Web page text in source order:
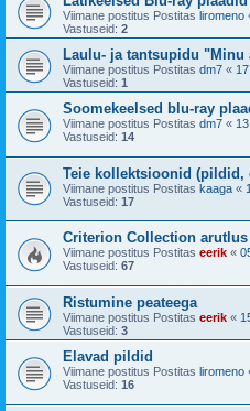
Viimane postitus Postitas liromeno
Vastuseid: 2
Laulu- ja tantsupidu "Minu
Viimane postitus Postitas dm7 «
Vastuseid: 1
Soomekeelsed blu-ray
Viimane postitus Postitas dm7 «
Vastuseid: 14
Teie kollektsioonid
Viimane postitus Postitas kaaga «
Vastuseid: 17
Criterion Collection arutlus
Viimane postitus Postitas eerik «
Vastuseid: 67
Ristumine peateega
Viimane postitus Postitas eerik «
Vastuseid: 3
Elavad pildid
Viimane postitus Postitas liromeno
Vastuseid: 16